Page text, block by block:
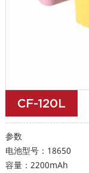
CF-120L
参数
电池型号：18650
容量：2200mAh